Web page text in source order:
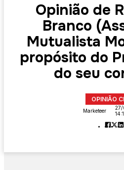
Opinião de
Branco
Mutualista
propósito do
do seu
OPINIÃO
Marketeer
27/